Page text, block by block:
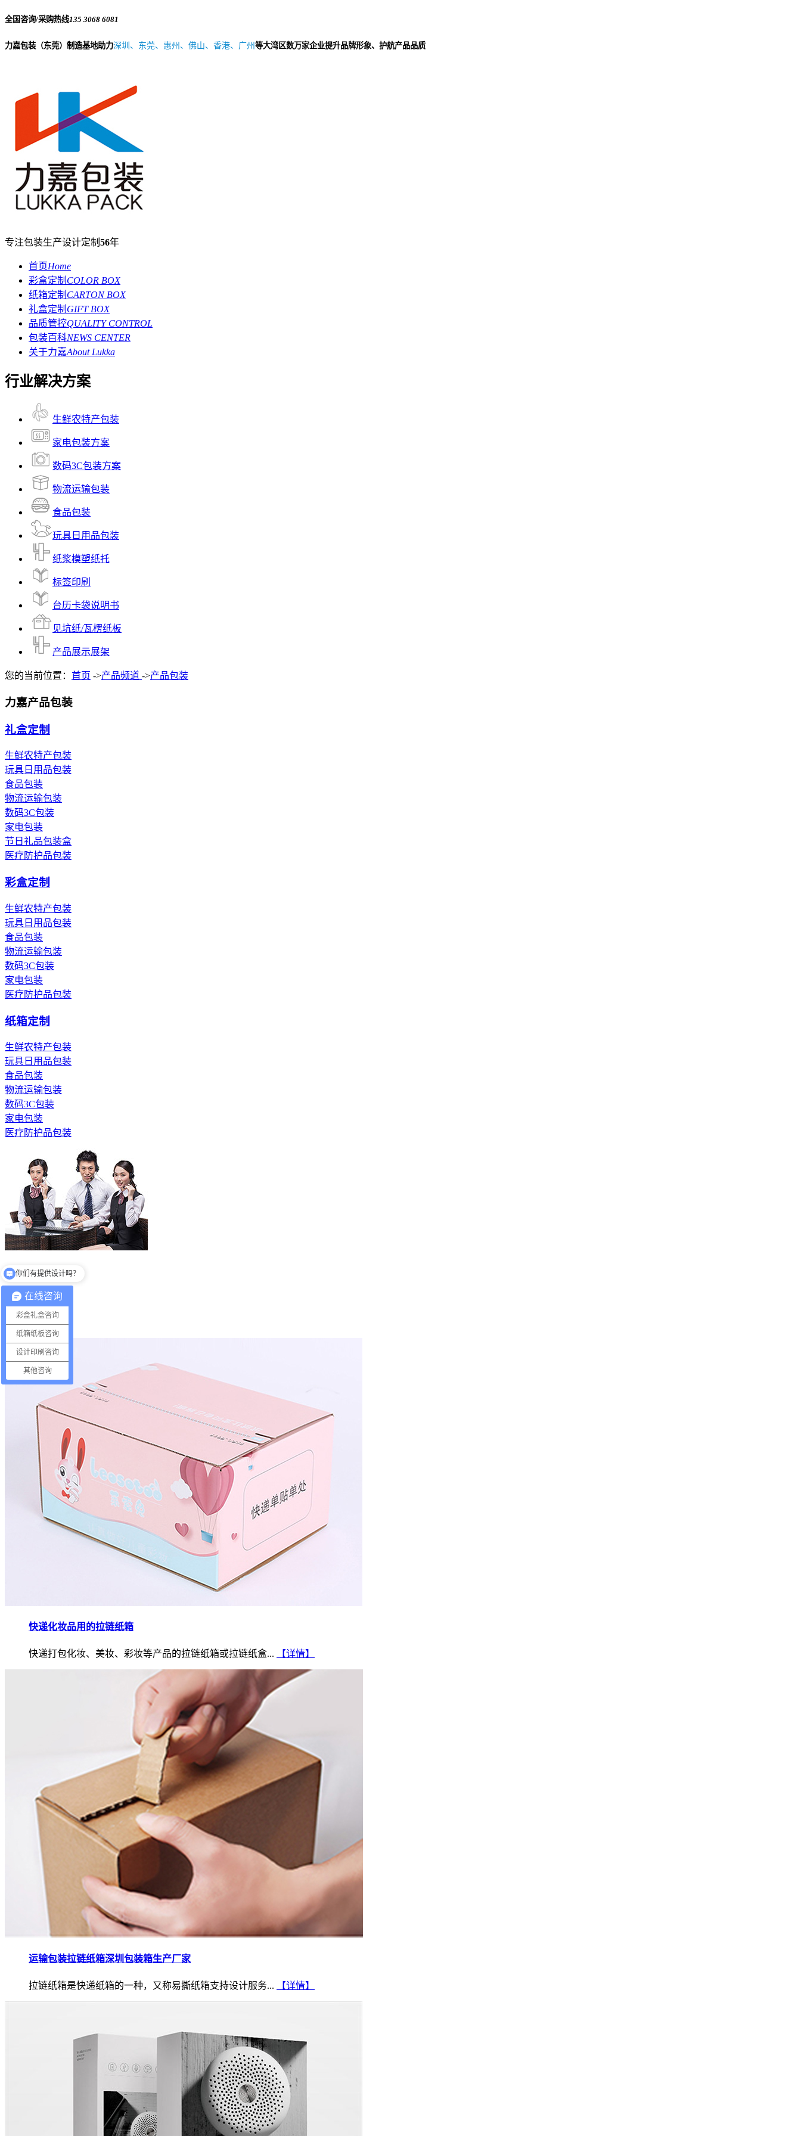
全国咨询/采购热线135 3068 6081
力嘉包装（东莞）制造基地助力深圳、东莞、惠州、佛山、香港、广州 等大湾区数万家企业提升品牌形象、护航产品品质
专注包装生产设计定制 56年
首页Home
彩盒定制 COLOR BOX
纸箱定制 CARTON BOX
礼盒定制 GIFT BOX
品质管控QUALITY CONTROL
包装百科NEWS CENTER
关于力嘉About Lukka
行业解决方案
生鲜农特产包装
家电包装方案
数码3C包装方案
物流运输包装
食品包装
玩具日用品包装
纸浆模塑纸托
标签印刷
台历卡袋说明书
见坑纸/瓦楞纸板
产品展示展架
您的当前位置： 首页 ->产品频道 ->产品包装
力嘉产品包装
礼盒定制
生鲜农特产包装
玩具日用品包装
食品包装
物流运输包装
数码3C包装
家电包装
节日礼品包装盒
医疗防护品包装
彩盒定制
生鲜农特产包装
玩具日用品包装
食品包装
物流运输包装
数码3C包装
家电包装
医疗防护品包装
纸箱定制
生鲜农特产包装
玩具日用品包装
食品包装
物流运输包装
数码3C包装
家电包装
医疗防护品包装
全国服务热线
13530686081
产品包装
快递化妆品用的拉链纸箱
快递打包化妆、美妆、彩妆等产品的拉链纸箱或拉链纸盒... 【详情】
运输包装拉链纸箱深圳包装箱生产厂家
拉链纸箱是快递纸箱的一种，又称易撕纸箱支持设计服务... 【详情】
在线咨询
彩盒礼盒咨询
纸箱纸板咨询
设计印刷咨询
其他咨询
你们有提供设计吗？
你们一般多少件起订？